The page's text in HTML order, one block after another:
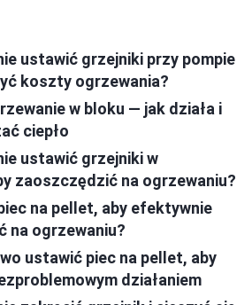
ustawić grzejniki przy pompie
koszty ogrzewania?
w bloku — jak działa i
ciepło
ustawić grzejniki w
zaoszczędzić na ogrzewaniu?
na pellet, aby efektywnie
na ogrzewaniu?
ustawić piec na pellet, aby
działaniem